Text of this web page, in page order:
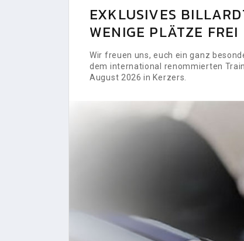
EXKLUSIVES
WENIGE PLÄTZE FREI
Wir freuen uns, euch ein ganz
dem international renommierten
August 2026 in Kerzers.